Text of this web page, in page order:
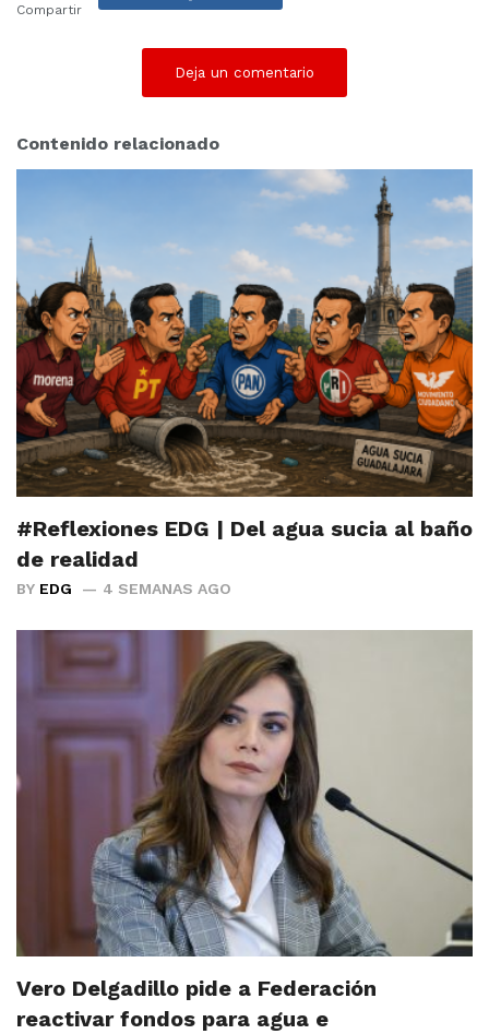
Compartir
Deja un comentario
Contenido relacionado
#Reflexiones EDG | Del agua sucia al baño
de realidad
BY EDG 4 SEMANAS AGO
Vero Delgadillo pide a Federación
reactivar fondos para agua e